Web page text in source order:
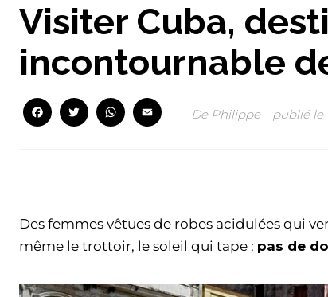
Visiter Cuba,
incontournable
FacebookTwitterWhatsApp
Email
De Philippe publié le
Des femmes vêtues de robes acidulées qui
même le trottoir, le soleil qui tape : pas de